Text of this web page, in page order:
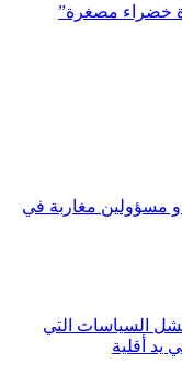
خضراء مصغرة”
مسؤولين مغاربة في
السياسات التي
يد أقلية